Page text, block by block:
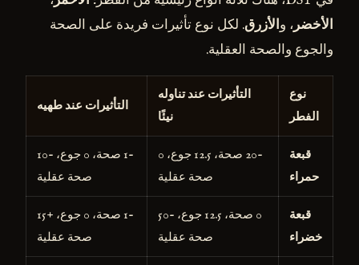
الأخضر ، والأزرق. لكل نوع تأثيرات فريدة على الصحة
والجوع والصحة العقلية.
نوع
الفطر
التأثيرات عند تناوله
نيئًا
التأثيرات عند طهيه
قبعة
حمراء
-20 صحة، 12.5 جوع، 0
صحة عقلية
-1 صحة، 0 جوع، -10
صحة عقلية
قبعة
خضراء
0 صحة، 12.5 جوع، -50
صحة عقلية
-1 صحة، 0 جوع، +15
صحة عقلية